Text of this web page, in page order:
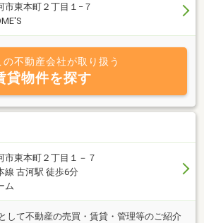
市東本町２丁目１−７
の不動産会社が取り扱う
貸物件を探す
市東本町２丁目１－７
線 古河駅 徒歩6分
ム
して不動産の売買・賃貸・管理等のご紹介